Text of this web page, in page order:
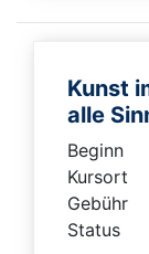
Kunst
alle
Beginn
Kursort
Gebühr
Status